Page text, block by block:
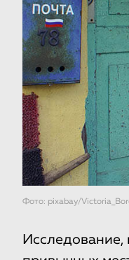
Фото: pixabay/
Исследование,